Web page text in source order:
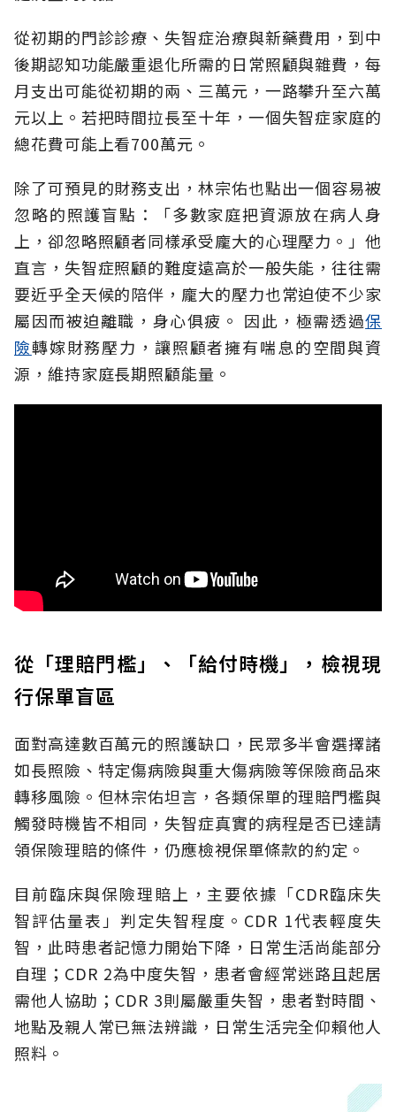
從初期的門診診療、失智症治療與新藥費用，到中
後期認知功能嚴重退化所需的日常照顧與雜費，每
月支出可能從初期的兩、三萬元，一路攀升至六萬
元以上。若把時間拉長至十年，一個失智症家庭的
總花費可能上看700萬元。
除了可預見的財務支出，林宗佑也點出一個容易被
忽略的照護盲點：「多數家庭把資源放在病人身
上，卻忽略照顧者同樣承受龐大的心理壓力。」他
直言，失智症照顧的難度遠高於一般失能，往往需
要近乎全天候的陪伴，龐大的壓力也常迫使不少家
屬因而被迫離職，身心俱疲。 因此，極需透過保
險轉嫁財務壓力，讓照顧者擁有喘息的空間與資
源，維持家庭長期照顧能量。
從「理賠門檻」、「給付時機」，檢視現
行保單盲區
面對高達數百萬元的照護缺口，民眾多半會選擇諸
如長照險、特定傷病險與重大傷病險等保險商品來
轉移風險。但林宗佑坦言，各類保單的理賠門檻與
觸發時機皆不相同，失智症真實的病程是否已達請
領保險理賠的條件，仍應檢視保單條款的約定。
目前臨床與保險理賠上，主要依據「CDR臨床失
智評估量表」判定失智程度。CDR 1代表輕度失
智，此時患者記憶力開始下降，日常生活尚能部分
自理；CDR 2為中度失智，患者會經常迷路且起居
需他人協助；CDR 3則屬嚴重失智，患者對時間、
地點及親人常已無法辨識，日常生活完全仰賴他人
照料。